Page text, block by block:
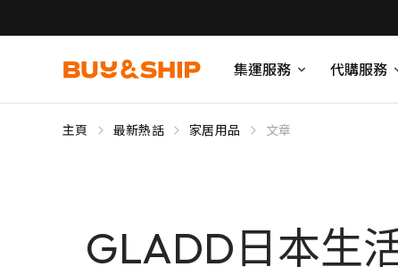
集運服務 代購服務
主頁 最新熱話 家居用品 文章
GLADD日本生